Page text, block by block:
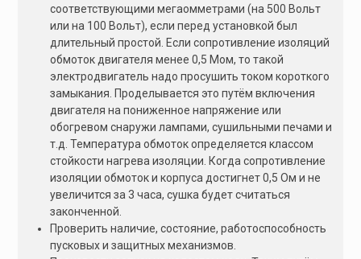
соответствующими мегаомметрами (на 500 Вольт
или на 100 Вольт), если перед установкой был
длительный простой. Если сопротивление изоляций
обмоток двигателя менее 0,5 Мом, то такой
электродвигатель надо просушить током короткого
замыкания. Проделывается это путём включения
двигателя на пониженное напряжение или
обогревом снаружи лампами, сушильными печами и
т.д. Температура обмоток определяется классом
стойкости нагрева изоляции. Когда сопротивление
изоляции обмоток и корпуса достигнет 0,5 Ом и не
увеличится за 3 часа, сушка будет считаться
законченной.
Проверить наличие, состояние, работоспособность
пусковых и защитных механизмов.